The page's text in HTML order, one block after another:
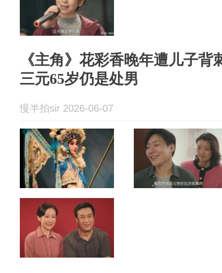
《主角》花彩香晚年遭儿子
三元65岁仍是处男
慢半拍sir 2026-06-07